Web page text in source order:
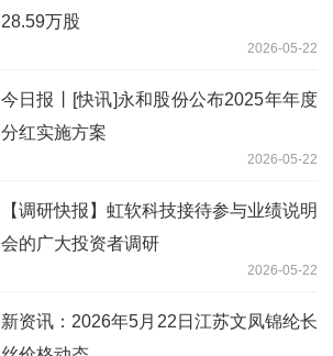
28.59万股
2026-05-22
今日报丨[快讯]永和股份公布2025年年度
分红实施方案
2026-05-22
【调研快报】虹软科技接待参与业绩说明
会的广大投资者调研
2026-05-22
新资讯：2026年5月22日江苏文凤锦纶长